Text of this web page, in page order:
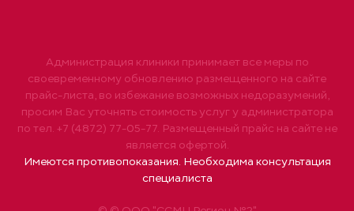
Администрация клиники принимает все меры по
своевременному обновлению размещенного на сайте
прайс-листа, во избежание возможных недоразумений,
просим Вас уточнять стоимость услуг у администратора
по тел. +7 (4872) 77-05-77. Размещенный прайс на сайте не
является офертой.
Имеются противопоказания. Необходима консультация
специалиста